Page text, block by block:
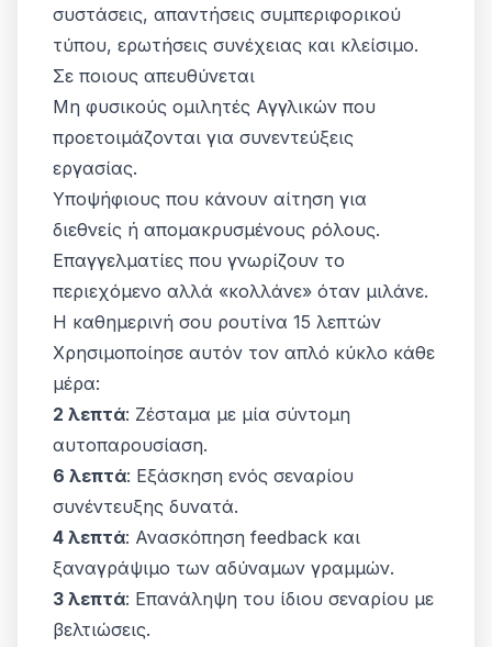
συστάσεις, απαντήσεις συμπεριφορικού
τύπου, ερωτήσεις συνέχειας και κλείσιμο.
Σε ποιους απευθύνεται
Μη φυσικούς ομιλητές Αγγλικών που
προετοιμάζονται για συνεντεύξεις
εργασίας.
Υποψήφιους που κάνουν αίτηση για
διεθνείς ή απομακρυσμένους ρόλους.
Επαγγελματίες που γνωρίζουν το
περιεχόμενο αλλά «κολλάνε» όταν μιλάνε.
Η καθημερινή σου ρουτίνα 15 λεπτών
Χρησιμοποίησε αυτόν τον απλό κύκλο κάθε
μέρα:
2 λεπτά: Ζέσταμα με μία σύντομη
αυτοπαρουσίαση.
6 λεπτά: Εξάσκηση ενός σεναρίου
συνέντευξης δυνατά.
4 λεπτά: Ανασκόπηση feedback και
ξαναγράψιμο των αδύναμων γραμμών.
3 λεπτά: Επανάληψη του ίδιου σεναρίου με
βελτιώσεις.